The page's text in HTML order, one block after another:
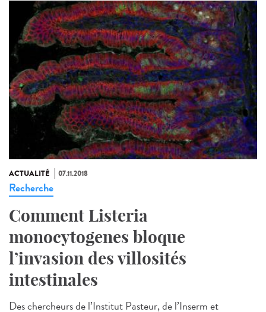
ACTUALITÉ 07.11.2018
Recherche
Comment Listeria
monocytogenes bloque
l’invasion des villosités
intestinales
Des chercheurs de l’Institut Pasteur, de l’Inserm et